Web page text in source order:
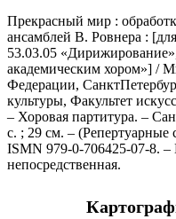
Прекрасный мир :
ансамблей В. Ровнера :
53.03.05
академическим хором»] /
Федерации,
культуры, Факультет
– Хоровая партитура. –
с. ; 29 см. – (Репертуарные
ISMN 979-0-706425-07-8. –
непосредственная.